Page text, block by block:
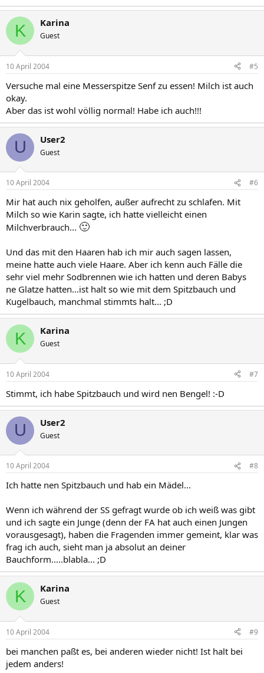
K Karina
Guest
10 April 2004 #5
Versuche mal eine Messerspitze Senf zu essen! Milch ist auch
okay.
Aber das ist wohl völlig normal! Habe ich auch!!!
U User2
Guest
10 April 2004 #6
Mir hat auch nix geholfen, außer aufrecht zu schlafen. Mit
Milch so wie Karin sagte, ich hatte vielleicht einen
Milchverbrauch... 🙂
Und das mit den Haaren hab ich mir auch sagen lassen,
meine hatte auch viele Haare. Aber ich kenn auch Fälle die
sehr viel mehr Sodbrennen wie ich hatten und deren Babys
ne Glatze hatten...ist halt so wie mit dem Spitzbauch und
Kugelbauch, manchmal stimmts halt... ;D
K Karina
Guest
10 April 2004 #7
Stimmt, ich habe Spitzbauch und wird nen Bengel! :-D
U User2
Guest
10 April 2004 #8
Ich hatte nen Spitzbauch und hab ein Mädel...
Wenn ich während der SS gefragt wurde ob ich weiß was gibt
und ich sagte ein Junge (denn der FA hat auch einen Jungen
vorausgesagt), haben die Fragenden immer gemeint, klar was
frag ich auch, sieht man ja absolut an deiner
Bauchform.....blabla... ;D
K Karina
Guest
10 April 2004 #9
bei manchen paßt es, bei anderen wieder nicht! Ist halt bei
jedem anders!